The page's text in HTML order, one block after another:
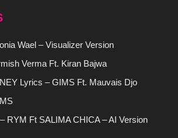
Wael – Visualizer Version
Verma Ft. Kiran Bajwa
Lyrics – GIMS Ft. Mauvais Djo
RYM Ft SALIMA CHICA – AI Version